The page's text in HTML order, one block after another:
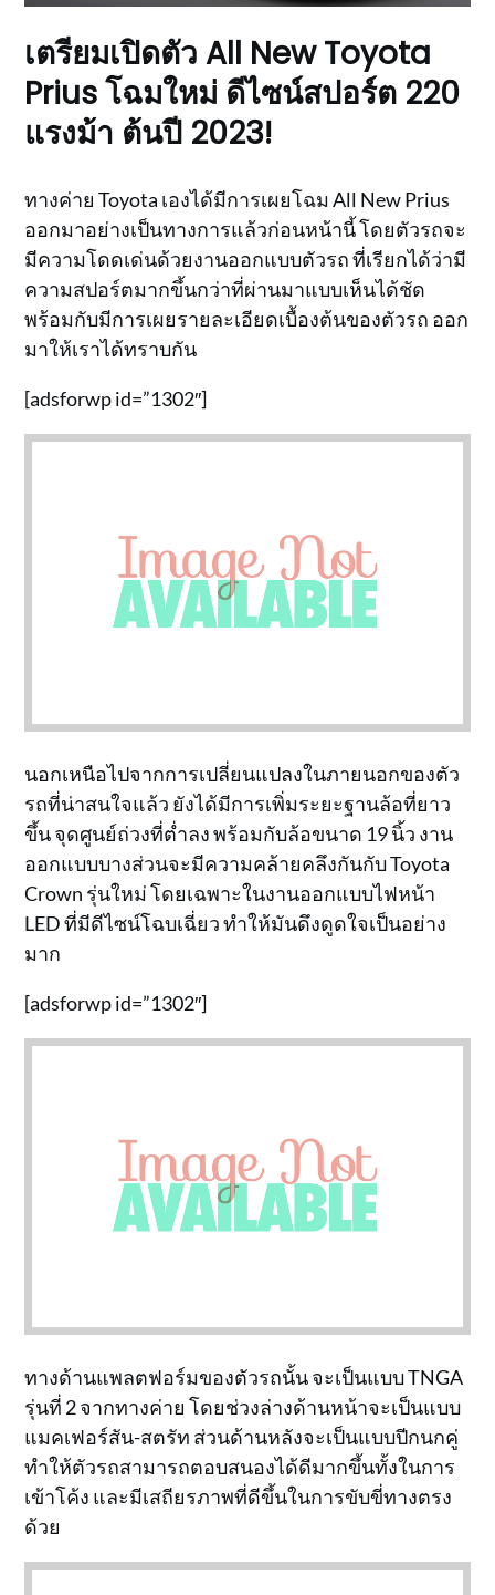
เตรียมเปิดตัว All New Toyota
Prius โฉมใหม่ ดีไซน์สปอร์ต 220
แรงม้า ต้นปี 2023!
ทางค่าย Toyota เองได้มีการเผยโฉม All New Prius
ออกมาอย่างเป็นทางการแล้วก่อนหน้านี้ โดยตัวรถจะ
มีความโดดเด่นด้วยงานออกแบบตัวรถ ที่เรียกได้ว่ามี
ความสปอร์ตมากขึ้นกว่าที่ผ่านมาแบบเห็นได้ชัด
พร้อมกับมีการเผยรายละเอียดเบื้องต้นของตัวรถ ออก
มาให้เราได้ทราบกัน
[adsforwp id=”1302″]
นอกเหนือไปจากการเปลี่ยนแปลงในภายนอกของตัว
รถที่น่าสนใจแล้ว ยังได้มีการเพิ่มระยะฐานล้อที่ยาว
ขึ้น จุดศูนย์ถ่วงที่ต่ำลง พร้อมกับล้อขนาด 19 นิ้ว งาน
ออกแบบบางส่วนจะมีความคล้ายคลึงกันกับ Toyota
Crown รุ่นใหม่ โดยเฉพาะในงานออกแบบไฟหน้า
LED ที่มีดีไซน์โฉบเฉี่ยว ทำให้มันดึงดูดใจเป็นอย่าง
มาก
[adsforwp id=”1302″]
ทางด้านแพลตฟอร์มของตัวรถนั้น จะเป็นแบบ TNGA
รุ่นที่ 2 จากทางค่าย โดยช่วงล่างด้านหน้าจะเป็นแบบ
แมคเฟอร์สัน-สตรัท ส่วนด้านหลังจะเป็นแบบปีกนกคู่
ทำให้ตัวรถสามารถตอบสนองได้ดีมากขึ้นทั้งในการ
เข้าโค้ง และมีเสถียรภาพที่ดีขึ้นในการขับขี่ทางตรง
ด้วย